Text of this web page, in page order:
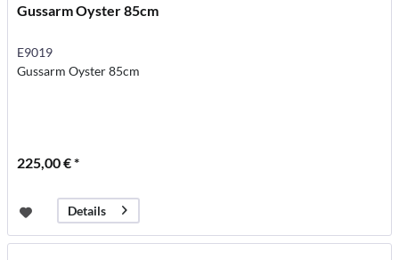
Gussarm Oyster 85cm
E9019
Gussarm Oyster 85cm
225,00 € *
Details